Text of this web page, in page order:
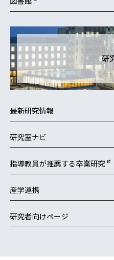
研
最新研究情報
研究室ナビ
指導教員が推薦する卒業研究
産学連携
研究者向けページ